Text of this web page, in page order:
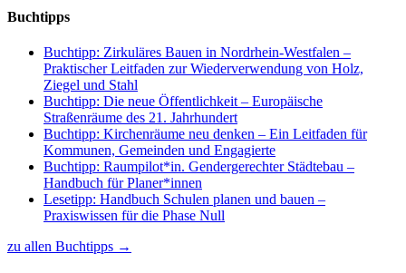
Buchtipps
Buchtipp: Zirkuläres Bauen in Nordrhein-Westfalen –
Praktischer Leitfaden zur Wiederverwendung von Holz,
Ziegel und Stahl
Buchtipp: Die neue Öffentlichkeit – Europäische
Straßenräume des 21. Jahrhundert
Buchtipp: Kirchenräume neu denken – Ein Leitfaden für
Kommunen, Gemeinden und Engagierte
Buchtipp: Raumpilot*in. Gendergerechter Städtebau –
Handbuch für Planer*innen
Lesetipp: Handbuch Schulen planen und bauen –
Praxiswissen für die Phase Null
zu allen Buchtipps →